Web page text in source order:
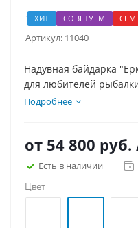
ХИТ СОВЕТУЕМ
Артикул: 11040
Надувная байдарка
для любителей
озерам и спокойным
габаритов - как
и обслуживание
времени, вес и
невелики.
Подробнее
от 54 800 руб.
Есть в наличии
Цвет